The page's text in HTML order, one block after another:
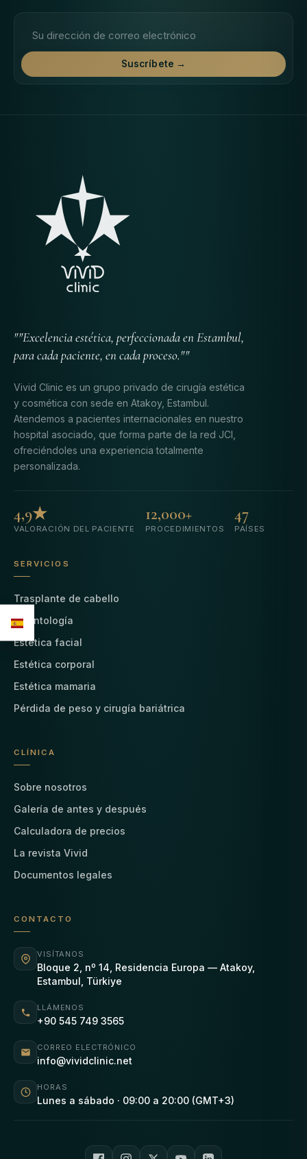
Suscríbete →
""Excelencia estética, perfeccionada en Estambul,
para cada paciente, en cada proceso.""
Vivid Clinic es un grupo privado de cirugía estética
y cosmética con sede en Atakoy, Estambul.
Atendemos a pacientes internacionales en nuestro
hospital asociado, que forma parte de la red JCI,
ofreciéndoles una experiencia totalmente
personalizada.
4,9★
VALORACIÓN DEL PACIENTE
12,000+
PROCEDIMIENTOS
47
PAÍSES
SERVICIOS
Trasplante de cabello
Odontología
Estética facial
Estética corporal
Estética mamaria
Pérdida de peso y cirugía bariátrica
CLÍNICA
Sobre nosotros
Galería de antes y después
Calculadora de precios
La revista Vivid
Documentos legales
CONTACTO
VISÍTANOS
Bloque 2, nº 14, Residencia Europa — Atakoy,
Estambul, Türkiye
LLÁMENOS
+90 545 749 3565
CORREO ELECTRÓNICO
info@vividclinic.net
HORAS
Lunes a sábado · 09:00 a 20:00 (GMT+3)